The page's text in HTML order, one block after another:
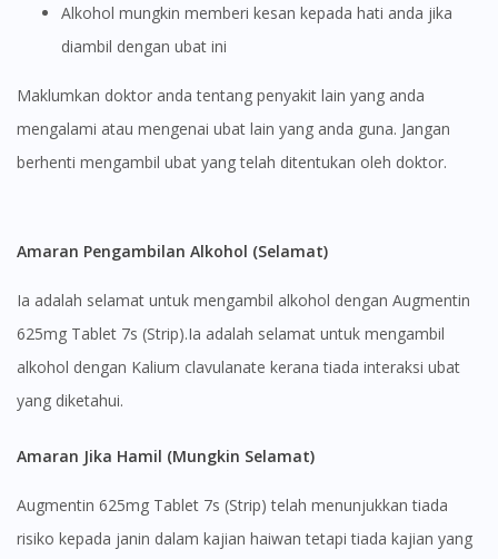
Visit DoctorOnCall Singapore
You seem to be shopping from Singapore
To serve you better, would you like to head over to
Continue to DoctorOnCall Singapore
No, please do not redirect me
Alkohol mungkin memberi kesan kepada hati anda jika
diambil dengan ubat ini
Maklumkan doktor anda tentang penyakit lain yang anda
mengalami atau mengenai ubat lain yang anda guna. Jangan
berhenti mengambil ubat yang telah ditentukan oleh doktor.
Amaran Pengambilan Alkohol (Selamat)
Ia adalah selamat untuk mengambil alkohol dengan Augmentin
625mg Tablet 7s (Strip).Ia adalah selamat untuk mengambil
alkohol dengan Kalium clavulanate kerana tiada interaksi ubat
yang diketahui.
Amaran Jika Hamil (Mungkin Selamat)
Augmentin 625mg Tablet 7s (Strip) telah menunjukkan tiada
risiko kepada janin dalam kajian haiwan tetapi tiada kajian yang